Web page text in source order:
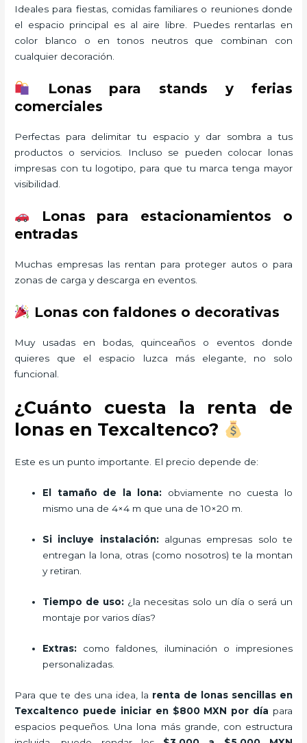
Ideales para fiestas, comidas familiares o reuniones donde
el espacio principal es al aire libre. Puedes rentarlas en
color blanco o en tonos neutros que combinan con
cualquier decoración.
Lonas para stands y ferias
comerciales
Perfectas para delimitar tu espacio y dar sombra a tus
productos o servicios. Incluso se pueden colocar lonas
impresas con tu logotipo, para que tu marca tenga mayor
visibilidad.
Lonas para estacionamientos o
entradas
Muchas empresas las rentan para proteger autos o para
zonas de carga y descarga en eventos.
Lonas con faldones o decorativas
Muy usadas en bodas, quinceaños o eventos donde
quieres que el espacio luzca más elegante, no solo
funcional.
¿Cuánto cuesta la renta de
lonas en Texcaltenco?
Este es un punto importante. El precio depende de:
El tamaño de la lona: obviamente no cuesta lo
mismo una de 4×4 m que una de 10×20 m.
Si incluye instalación:algunas empresas solo te
entregan la lona, otras (como nosotros) te la montan
y retiran.
Tiempo de uso: ¿la necesitas solo un día o será un
montaje por varios días?
Extras: como faldones, iluminación o impresiones
personalizadas.
Para que te des una idea, la renta de lonas sencillas en
Texcaltenco puede iniciar en $800 MXN por día para
espacios pequeños. Una lona más grande, con estructura